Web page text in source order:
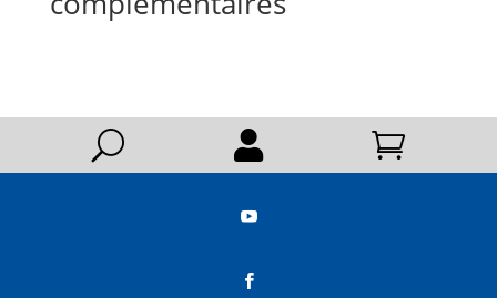
U  

